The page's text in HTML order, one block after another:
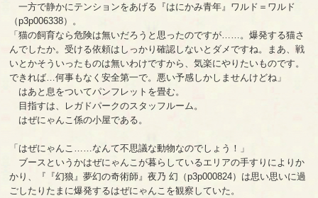
一方で静かにテンションをあげる『はにかみ青年』ワルド＝ワルド
（p3p006338）。
「猫の飼育なら危険は無いだろうと思ったのですが……。爆発する猫さ
んでしたか。受ける依頼はしっかり確認しないとダメですね。まあ、戦
いとかそういったものは無いわけですから、気楽にやりたいものです。
できれば…何事もなく安全第一で。悪い予感しかしませんけどね」
はあと息をついてパンフレットを畳む。
目指すは、レガドパークのスタッフルーム。
はぜにゃんこ係の小屋である。
「はぜにゃんこ……なんて不思議な動物なのでしょう！」
ブースというかはぜにゃんこが暮らしているエリアの手すりによりか
かり、『『幻狼』夢幻の奇術師』夜乃 幻（p3p000824）は思い思いに過
ごしたりたまに爆発するはぜにゃんこを観察していた。